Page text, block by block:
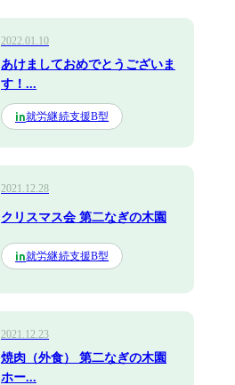
あけましておめでとうございま
す！...
2022.01.10
in就労継続支援B型
クリスマス会 第二なぎの木園
2021.12.28
in就労継続支援B型
焼肉（外食） 第二なぎの木園
ホー...
2021.12.23